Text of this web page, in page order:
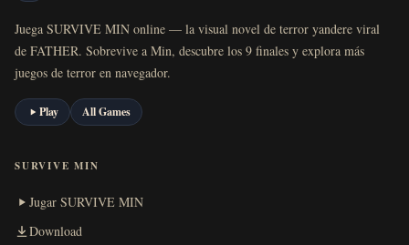
Juega SURVIVE MIN online — la visual novel de terror yandere viral
de FATHER. Sobrevive a Min, descubre los 9 finales y explora más
juegos de terror en navegador.
Play All Games
SURVIVE MIN
Jugar SURVIVE MIN
Download